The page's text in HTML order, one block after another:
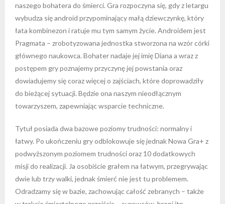
naszego bohatera do śmierci. Gra rozpoczyna się, gdy z letargu
wybudza się android przypominający małą dziewczynkę, który
łata kombinezon i ratuje mu tym samym życie. Androidem jest
Pragmata – zrobotyzowana jednostka stworzona na wzór córki
głównego naukowca. Bohater nadaje jej imię Diana a wraz z
postępem gry poznajemy przyczynę jej powstania oraz
dowiadujemy się coraz więcej o zajściach, które doprowadziły
do bieżącej sytuacji. Będzie ona naszym nieodłącznym
towarzyszem, zapewniając wsparcie techniczne.
Tytuł posiada dwa bazowe poziomy trudności: normalny i
łatwy. Po ukończeniu gry odblokowuje się jednak Nowa Gra+ z
podwyższonym poziomem trudności oraz 10 dodatkowych
misji do realizacji. Ja osobiście grałem na łatwym, przegrywając
dwie lub trzy walki, jednak śmierć nie jest tu problemem.
Odradzamy się w bazie, zachowując całość zebranych – także